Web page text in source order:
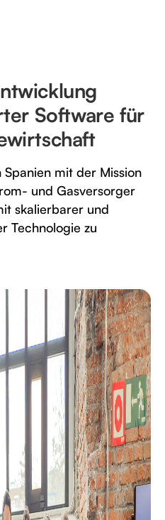
Software für
mit der Mission
und Gasversorger
skalierbarer und
Technologie zu